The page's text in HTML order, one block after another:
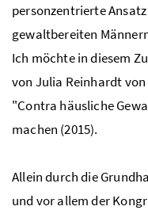
personzentrierte
gewaltbereiten
Ich möchte in diesem
von Julia Reinhardt
"Contra häusliche
machen (2015).
Allein durch die
und vor allem der